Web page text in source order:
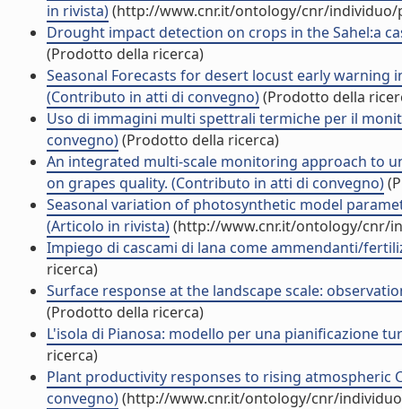
in rivista)(http://www.cnr.it/ontology/cnr/individuo/
Drought impact detection on crops in the Sahel:a
(Prodotto della ricerca)
Seasonal Forecasts for desert locust early warning
(Contributo in atti di convegno)(Prodotto della
Uso di immagini multi spettrali termiche per il
convegno)(Prodotto della ricerca)
An integrated multi-scale monitoring approach to
on grapes quality. (Contributo in atti di convegno)
Seasonal variation of photosynthetic model
(Articolo in rivista)(http://www.cnr.it/ontology/cnr/
Impiego di cascami di lana come ammendanti/
ricerca)
Surface response at the landscape scale:
(Prodotto della ricerca)
L'isola di Pianosa: modello per una pianificazione
ricerca)
Plant productivity responses to rising atmospheric
convegno)(http://www.cnr.it/ontology/cnr/